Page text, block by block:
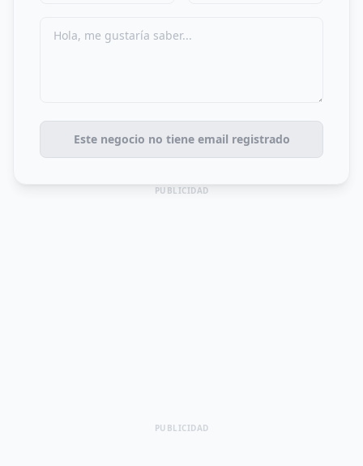
Este negocio no tiene email registrado
PUBLICIDAD
PUBLICIDAD